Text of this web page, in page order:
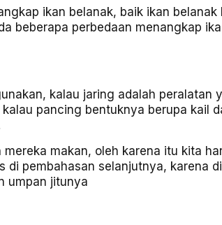
ikan belanak, baik ikan belanak
beberapa perbedaan menangkap
kalau jaring adalah peralatan
pancing bentuknya berupa kail
makan, oleh karena itu kita
di pembahasan selanjutnya, karena
umpan jitunya